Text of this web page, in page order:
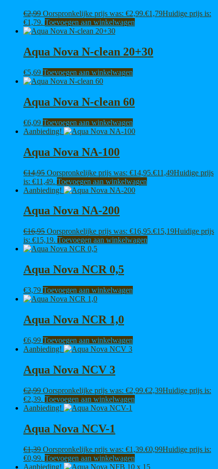
€2,99 Oorspronkelijke prijs was: €2,99.€1,79Huidige prijs is:
€1,79. Toevoegen aan winkelwagen
Aqua Nova N-clean 20+30
€5,69 Toevoegen aan winkelwagen
Aqua Nova N-clean 60
€6,09 Toevoegen aan winkelwagen
Aanbieding!
Aqua Nova NA-100
€14,95 Oorspronkelijke prijs was: €14,95.€11,49Huidige prijs
is: €11,49. Toevoegen aan winkelwagen
Aanbieding!
Aqua Nova NA-200
€16,95 Oorspronkelijke prijs was: €16,95.€15,19Huidige prijs
is: €15,19. Toevoegen aan winkelwagen
Aqua Nova NCR 0,5
€3,79 Toevoegen aan winkelwagen
Aqua Nova NCR 1,0
€6,99 Toevoegen aan winkelwagen
Aanbieding!
Aqua Nova NCV 3
€2,99 Oorspronkelijke prijs was: €2,99.€2,39Huidige prijs is:
€2,39. Toevoegen aan winkelwagen
Aanbieding!
Aqua Nova NCV-1
€1,39 Oorspronkelijke prijs was: €1,39.€0,99Huidige prijs is:
€0,99. Toevoegen aan winkelwagen
Aanbieding!